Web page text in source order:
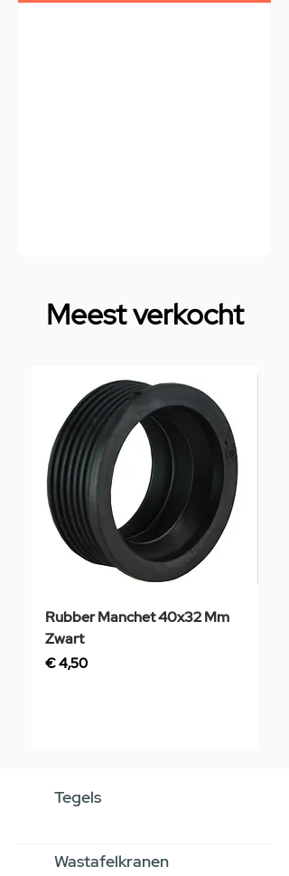
Meest verkocht
Rubber Manchet 40x32 Mm
Zwart
Prijs
€ 4,50
Tegels
Wastafelkranen